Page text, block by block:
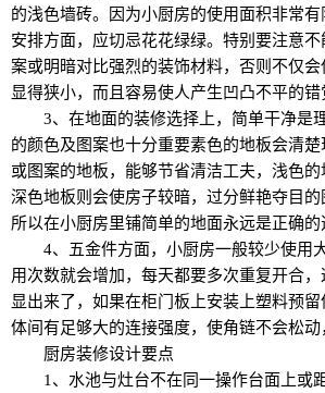
的浅色墙砖。因为小厨房的使用面积非常
安排方面，应切忌花花绿绿。特别要注意
案或明暗对比强烈的装饰材料，否则不仅
显得狭小，而且容易使人产生凹凸不平的错
3、在地面的装修选择上，简单干净是
的颜色及图案也十分重要素色的地板会清
或图案的地板，能够节省清洁工夫，浅色
深色地板则会使房子较暗，过分鲜艳夺目的
所以在小厨房里铺简单的地面永远是正确的
4、五金件方面，小厨房一般较少使用
用次数就会增加，每天都要多次重复开合
显出来了，如果在柜门板上安装上塑料预
体间有足够大的连接强度，使角链不会松动
厨房装修设计要点
1、水池与灶台不在同一操作台面上或